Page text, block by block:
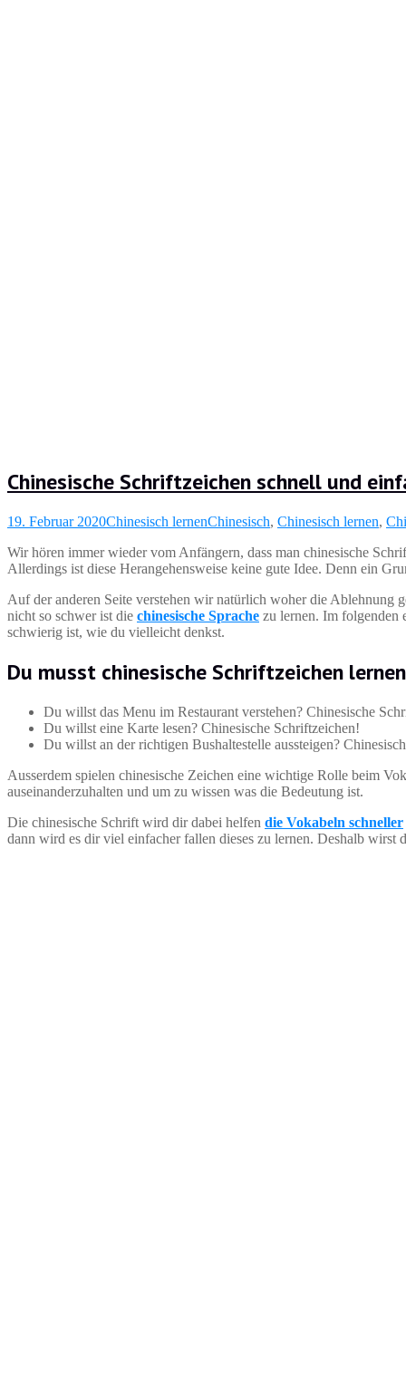
Chinesische Schriftzeichen schnell und
19. Februar 2020Chinesisch lernenChinesisch, Chinesisch lernen,
Wir hören immer wieder vom Anfängern, dass man chinesische
Allerdings ist diese Herangehensweise keine gute Idee. Denn ein
Auf der anderen Seite verstehen wir natürlich woher die Ablehnung
nicht so schwer ist die chinesische Sprache zu lernen. Im folgenden
schwierig ist, wie du vielleicht denkst.
Du musst chinesische Schriftzeichen lernen
Du willst das Menu im Restaurant verstehen? Chinesische
Du willst eine Karte lesen? Chinesische Schriftzeichen!
Du willst an der richtigen Bushaltestelle aussteigen?
Ausserdem spielen chinesische Zeichen eine wichtige Rolle beim
auseinanderzuhalten und um zu wissen was die Bedeutung ist.
Die chinesische Schrift wird dir dabei helfen die Vokabeln schneller
dann wird es dir viel einfacher fallen dieses zu lernen. Deshalb